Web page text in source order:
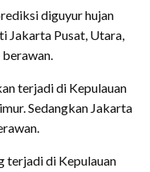
diguyur hujan
Jakarta Pusat, Utara,
berawan.
terjadi di Kepulauan
Sedangkan Jakarta
terjadi di Kepulauan